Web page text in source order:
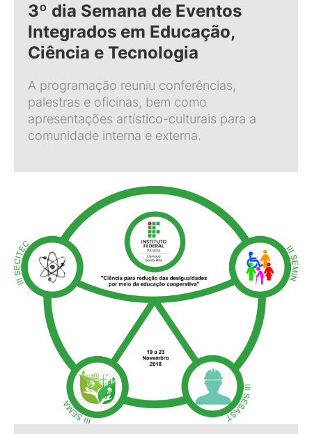
3º dia Semana de Eventos
Integrados em Educação,
Ciência e Tecnologia
A programação reuniu conferências,
palestras e oficinas, bem como
apresentações artístico-culturais para a
comunidade interna e externa.